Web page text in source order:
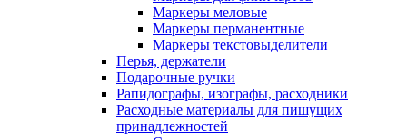
Маркеры меловые
Маркеры перманентные
Маркеры текстовыделители
Перья, держатели
Подарочные ручки
Рапидографы, изографы, расходники
Расходные материалы для пишущих
принадлежностей